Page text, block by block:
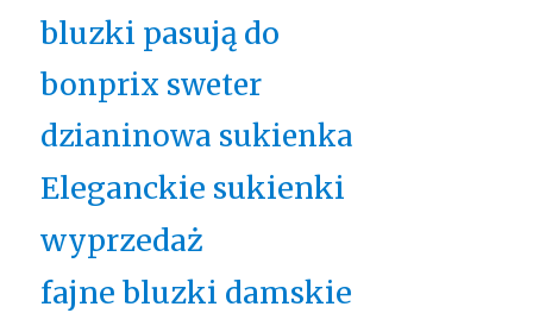
bluzki pasują do
bonprix sweter
dzianinowa sukienka
Eleganckie sukienki
wyprzedaż
fajne bluzki damskie